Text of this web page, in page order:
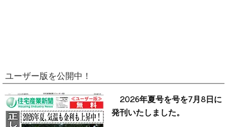
ユーザー版を公開中！
2026年夏号を号を7月8日に
発刊いたしました。